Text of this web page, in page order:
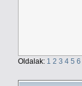
Oldalak: 1 2 3 4 5 6